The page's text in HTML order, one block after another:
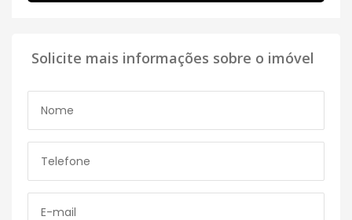
Solicite mais informações sobre o imóvel